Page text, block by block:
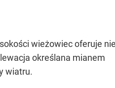
wieżowiec oferuje
określana mianem
wiatru.